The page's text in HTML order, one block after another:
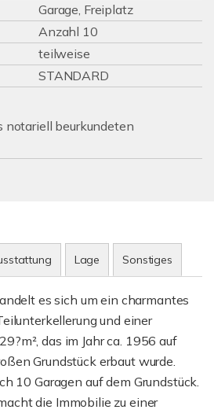
Garage, Freiplatz
Anzahl 10
teilweise
STANDARD
notariell beurkundeten
Lage Sonstiges
es sich um ein charmantes
und einer
das im Jahr ca. 1956 auf
Grundstück erbaut wurde.
10 Garagen auf dem Grundstück.
die Immobilie zu einer